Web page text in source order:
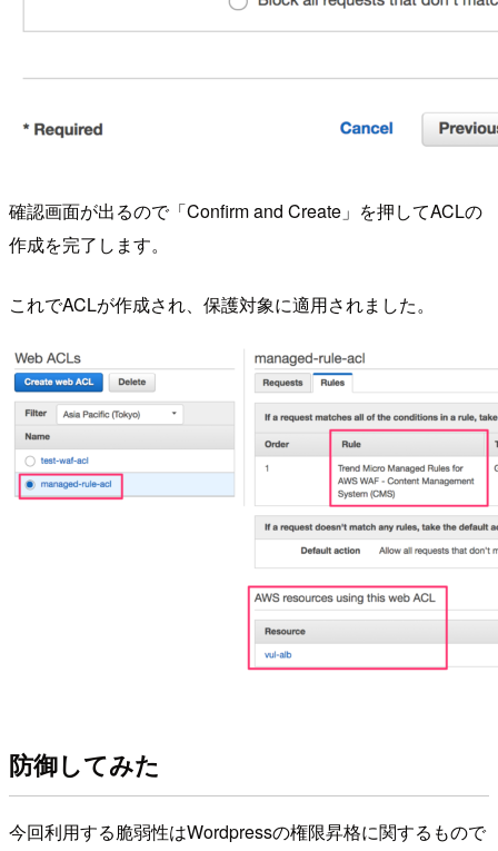
確認画面が出るので「Confirm and Create」を押してACLの
作成を完了します。
これでACLが作成され、保護対象に適用されました。
防御してみた
今回利用する脆弱性はWordpressの権限昇格に関するもので